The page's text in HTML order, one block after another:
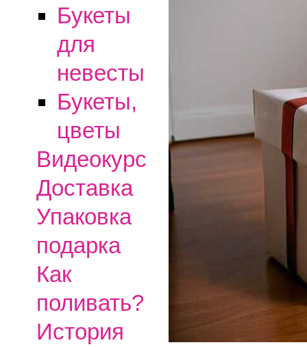
Букеты
для
невесты
Букеты,
цветы
Видеокурс
Доставка
Упаковка
подарка
Как
поливать?
История